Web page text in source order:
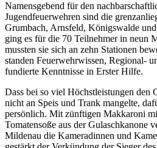
Namensgebend für den
Jugendfeuerwehren sind die
Grumbach, Arnsfeld, Königswalde
ging es für die 70 Teilnehmer in neun
mussten sie sich an zehn Stationen
standen Feuerwehrwissen, Regional-
fundierte Kenntnisse in Erster Hilfe.
Dass bei so viel Höchstleistungen den
nicht an Speis und Trank mangelte,
persönlich. Mit zünftigen Makkaroni
Tomatensoße aus der Gulaschkanone
Mildenau die Kameradinnen und